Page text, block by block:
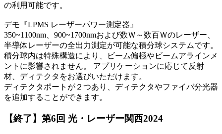
の利用可能です。
デモ『LPMS レーザーパワー測定器』
350~1100nm、900~1700nmおよび数Ｗ～数百Ｗのレーザー、
半導体レーザーの全出力測定が可能な積分球システムです。
積分球内は特殊構造により、ビーム偏極やビームアラインメ
ントに影響されません。 アプリケーションに応じて反射
材、ディテクタをお選びいただけます。
ディテクタポートが２つあり、ディテクタやファイバ分光器
を追加することができます。
【終了】第6回 光・レーザー関西2024